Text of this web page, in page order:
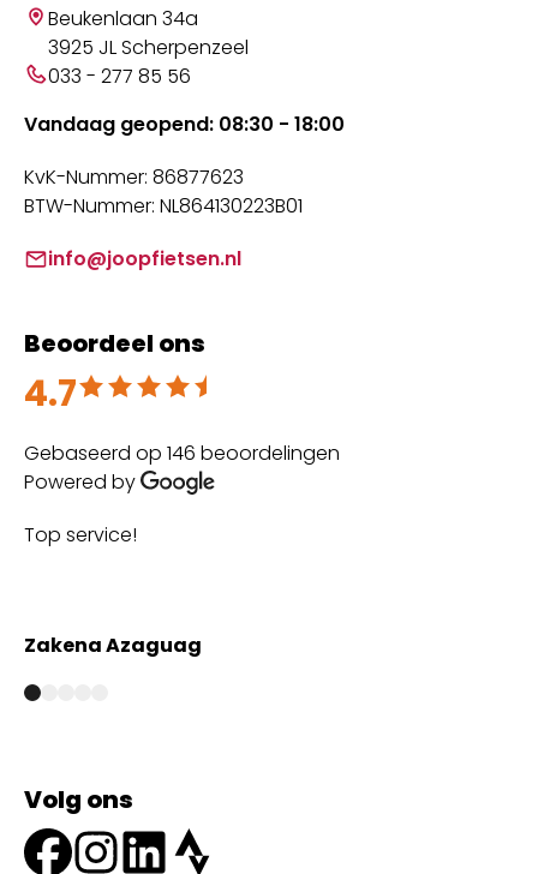
Beukenlaan 34a
3925 JL Scherpenzeel
033 - 277 85 56
Vandaag geopend: 08:30 - 18:00
KvK-Nummer: 86877623
BTW-Nummer: NL864130223B01
info@joopfietsen.nl
Beoordeel ons
4.7
Beoordeeld met 4.7 uit 5
Gebaseerd op 146 beoordelingen
Powered by
Top service!
Zakena Azaguag
Volg ons